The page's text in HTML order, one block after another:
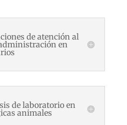
de atención al
en
de laboratorio en
animales